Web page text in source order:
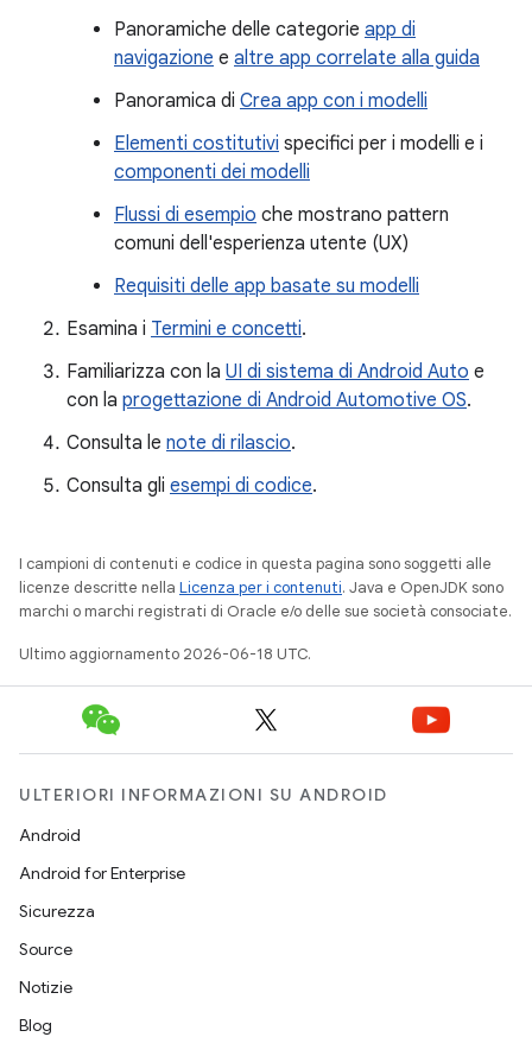
Panoramiche delle categorie app di
navigazione e altre app correlate alla guida
Panoramica di Crea app con i modelli
Elementi costitutivi specifici per i modelli e i
componenti dei modelli
Flussi di esempio che mostrano pattern
comuni dell'esperienza utente (UX)
Requisiti delle app basate su modelli
Esamina i Termini e concetti.
Familiarizza con la UI di sistema di Android Auto e
con la progettazione di Android Automotive OS.
Consulta le note di rilascio.
Consulta gli esempi di codice.
I campioni di contenuti e codice in questa pagina sono soggetti alle
licenze descritte nella Licenza per i contenuti. Java e OpenJDK sono
marchi o marchi registrati di Oracle e/o delle sue società consociate.
Ultimo aggiornamento 2026-06-18 UTC.
ULTERIORI INFORMAZIONI SU ANDROID
Android
Android for Enterprise
Sicurezza
Source
Notizie
Blog